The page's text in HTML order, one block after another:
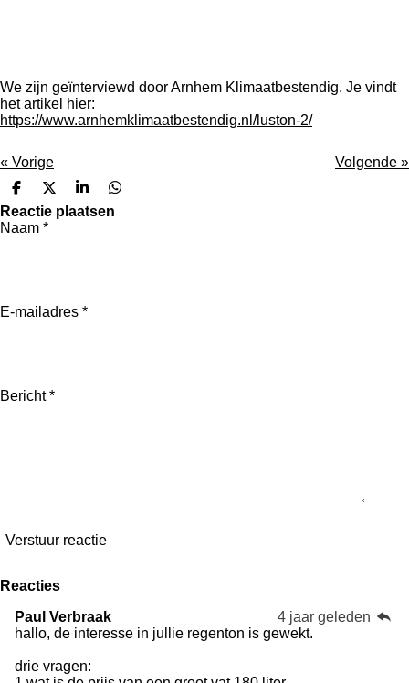
We zijn geïnterviewd door Arnhem Klimaatbestendig. Je vindt
het artikel hier:
https://www.arnhemklimaatbestendig.nl/luston-2/
« Vorige Volgende »
D
e
l
e
D
e
e
S
h
D
e
Reactie plaatsen
Naam *
E-mailadres *
Bericht *
Verstuur reactie
Reacties
Paul Verbraak
4 jaar geleden
hallo, de interesse in jullie regenton is gewekt.
drie vragen: